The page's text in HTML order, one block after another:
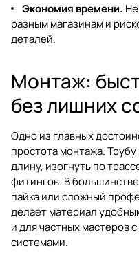
Экономия времени.
разным магазинам и
деталей.
Монтаж:
без лишних
Одно из главных
простота монтажа.
длину, изогнуть по
фитингов. В
пайка или сложный
делает материал
и для частных мастеров
системами.